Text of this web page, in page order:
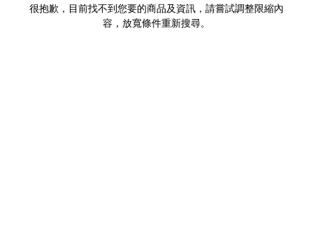
很抱歉，目前找不到您要的商品及資訊，請嘗試調整限縮內
容，放寬條件重新搜尋。